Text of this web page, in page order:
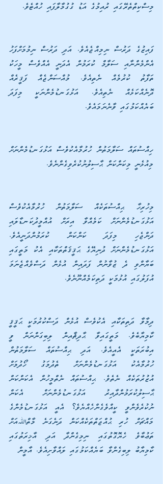
މިސްކިތްތެރޭގައި ރުއިމުގެ އަޑު ގުގުމާލާފައި ހުއްޓެވެ.
ދޮނެއްކަޅެއް ނެތިއެވެ. އަޅުގަނޑުމެންނަކީ މިފަދަ
ބަޔެއްކަމުގައި ވާނެނަމައެވެ.
ހިއްސުތައް ސަލާމަތުން ހުރުމާއެކުވެސް އަޅުގަނޑުމެންނަށް
މިއުޅެނީ މިކަންކަން ޙާސިލުނުކުރެވިގެންނެވެ.
އުފަލުގައި އުޅުމަކީ ދަތިކަމެއްނޫނެވެ.
ކާމިޔާބެވެ. މަތީގައިވާ ޙާދިޘާއިން ލިބިގަންނަން ވީ
އިބުރަތަކީ އެއީއެވެ. އަދި ޙިއްސުތައް ސަލާމަތުން
ހުރުމާއެކު އަޅުގަނޑުމެންނަށް ތެދުމަގު ހޯދުމަށް
އުޒުރުތަކެއް ނެތެވެ. ޙިއްސުތައް ނެތްމީހުން އެކަންކަން
ޙާސިލުކުރަމުންދާއިރު އަޅުގަނޑުމެންނަށް އެކަން
މައްޗަށް ހުރި ޙުއްޖަތްތަކެއްކަން ދަނެގަނެ މާތްﷲއަށް
ކާމިޔާބު ލިބިގެންވާ ބަޔެއްކަމުގައި ލައްވާށިއެވެ. އާމީން